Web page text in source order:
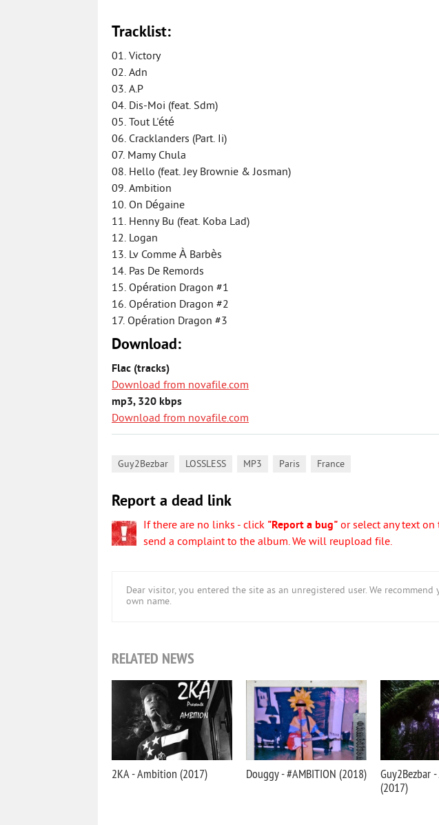
Tracklist:
01. Victory
02. Adn
03. A.P
04. Dis-Moi (feat. Sdm)
05. Tout L'été
06. Cracklanders (Part. Ii)
07. Mamy Chula
08. Hello (feat. Jey Brownie & Josman)
09. Ambition
10. On Dégaine
11. Henny Bu (feat. Koba Lad)
12. Logan
13. Lv Comme À Barbès
14. Pas De Remords
15. Opération Dragon #1
16. Opération Dragon #2
17. Opération Dragon #3
Download:
Flac (tracks)
Download from novafile.com
mp3, 320 kbps
Download from novafile.com
Guy2Bezbar LOSSLESS MP3 Paris France
Report a dead link
If there are no links - click "Report a bug" or select any text on
send a complaint to the album. We will reupload file.
Dear visitor, you entered the site as an unregistered user. We recommend
own name.
RELATED NEWS
2KA - Ambition (2017) Douggy - #AMBITION (2018)
Guy2Bezbar
(2017)